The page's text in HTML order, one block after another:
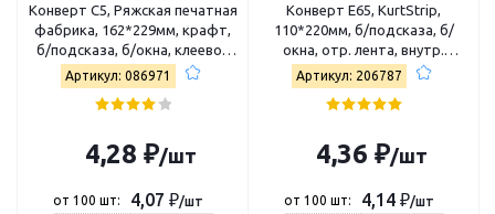
Конверт С5, Ряжская печатная
фабрика, 162*229мм, крафт,
б/подсказа, б/окна, клеевой
край 4607122770369
Артикул: 086971
4,28 ₽/шт
от 100 шт: 4,07 ₽/шт
Конверт E65, KurtStrip,
110*220мм, б/подсказа, б/
окна, отр. лента, внутр.
запечатка 70201.200
Артикул: 206787
4,36 ₽/шт
от 100 шт: 4,14 ₽/шт